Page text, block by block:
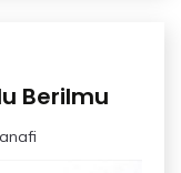
Berilmu